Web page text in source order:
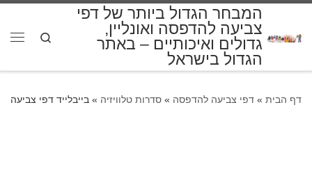
המבחר הגדול ביותר של דפי
צביעה להדפסה ואונליין,
גדולים ואיכותיים – באתר
הגדול בישראל
Search
דף הבית » דפי צביעה להדפסה » סדרות טלוויזיה » בייבלייד דפי צביעה